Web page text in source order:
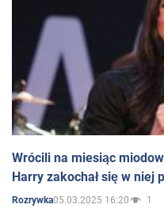
Wrócili na miesiąc
Harry zakochał się w niej
Rozrywka05.03.2025 16:20 1